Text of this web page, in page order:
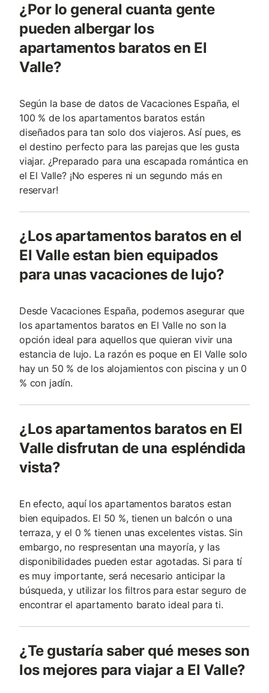
¿Por lo general cuanta gente
pueden albergar los
apartamentos baratos en El
Valle?
Según la base de datos de Vacaciones España, el
100 % de los apartamentos baratos están
diseñados para tan solo dos viajeros. Así pues, es
el destino perfecto para las parejas que les gusta
viajar. ¿Preparado para una escapada romántica en
el El Valle? ¡No esperes ni un segundo más en
reservar!
¿Los apartamentos baratos en el
El Valle estan bien equipados
para unas vacaciones de lujo?
Desde Vacaciones España, podemos asegurar que
los apartamentos baratos en El Valle no son la
opción ideal para aquellos que quieran vivir una
estancia de lujo. La razón es poque en El Valle solo
hay un 50 % de los alojamientos con piscina y un 0
% con jadín.
¿Los apartamentos baratos en El
Valle disfrutan de una espléndida
vista?
En efecto, aquí los apartamentos baratos estan
bien equipados. El 50 %, tienen un balcón o una
terraza, y el 0 % tienen unas excelentes vistas. Sin
embargo, no respresentan una mayoría, y las
disponibilidades pueden estar agotadas. Si para tí
es muy importante, será necesario anticipar la
búsqueda, y utilizar los filtros para estar seguro de
encontrar el apartamento barato ideal para ti.
¿Te gustaría saber qué meses son
los mejores para viajar a El Valle?